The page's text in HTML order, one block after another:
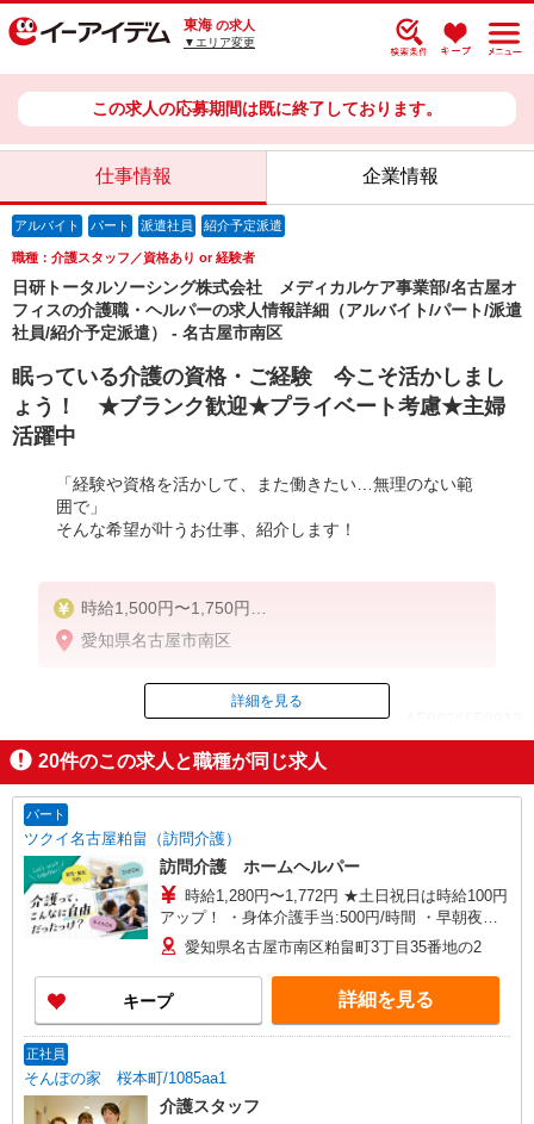
東海 の求人
▼エリア変更
この求人の応募期間は既に終了しております。
仕事情報 企業情報
アルバイト パート 派遣社員 紹介予定派遣
職種：介護スタッフ／資格あり or 経験者
日研トータルソーシング株式会社 メディカルケア事業部/名古屋オ
フィスの介護職・ヘルパーの求人情報詳細（アルバイト/パート/派遣
社員/紹介予定派遣） - 名古屋市南区
眠っている介護の資格・ご経験 今こそ活かしまし
ょう！ ★ブランク歓迎★プライベート考慮★主婦
活躍中
「経験や資格を活かして、また働きたい…無理のない範
囲で」
そんな希望が叶うお仕事、紹介します！
時給1,500円〜1,750円
◆無資格・経験者：時給1,500円〜
◆初任者研修・経験者：時給1,600円〜
◆介護福祉士：時給1,750円〜
※経験者は3ヶ月以上
※給与幅は経験・能力による
★週払いOK（規定あり）
愛知県名古屋市南区
ID：AE0626559912
掲載期間終了
詳細を見る
20件のこの求人と職種が同じ求人
パート
ツクイ名古屋粕畠（訪問介護）
訪問介護 ホームヘルパー
時給1,280円〜1,772円 ★土日祝日は時給100円
アップ！ ・身体介護手当:500円/時間 ・早朝夜間
深夜手当:300円/時間 （18:00〜翌07:59の時間
帯） ・ICT手当:2,000円/月 ・深夜割増は別途支給
・ケア→ケアの移動時間も賃金（時給）を支給 ※
特定事業所加算手当:60円/時間含む ※給与幅は資
格・経験等による
愛知県名古屋市南区粕畠町3丁目35番地の2
キープ 詳細を見る
正社員
そんぽの家 桜本町/1085aa1
介護スタッフ